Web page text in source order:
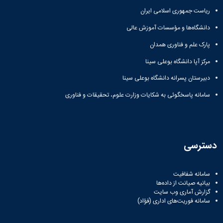
دانشگاه
ریاست جمهوری اسلامی ایران
دانشگاه‌ها و مؤسسات آموزش عالی
پارک علم و فناوری همدان
مرکز آپا دانشگاه بوعلی سینا
دبیرستان پسرانه دانشگاه بوعلی سینا
سامانه پاسخگوئی به شکایات وزارت علوم، تحقیقات و فناوری
دسترسی
سامانه شفافیت
بیانیه صیانت از داده‌ها
گزارش آماری وب‌ سایت
سامانه فوریت‌های اداری (فؤاد)